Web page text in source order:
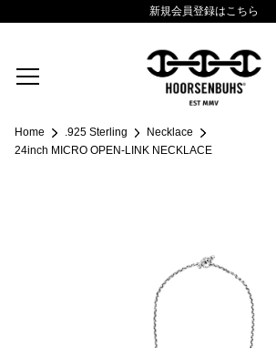
.925 Sterling
新規会員登録はこちら
Home .925 Sterling
Necklace
24inch MICRO OPEN-LINK NECKLACE